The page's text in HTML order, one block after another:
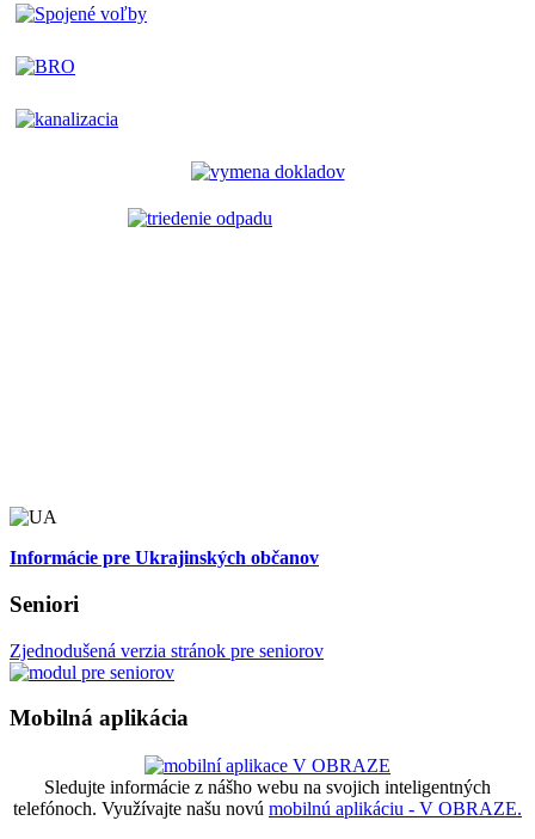
Informácie pre Ukrajinských občanov
Seniori
Zjednodušená verzia stránok pre seniorov
Mobilná aplikácia
Sledujte informácie z nášho webu na svojich inteligentných
telefónoch. Využívajte našu novú mobilnú aplikáciu - V OBRAZE.